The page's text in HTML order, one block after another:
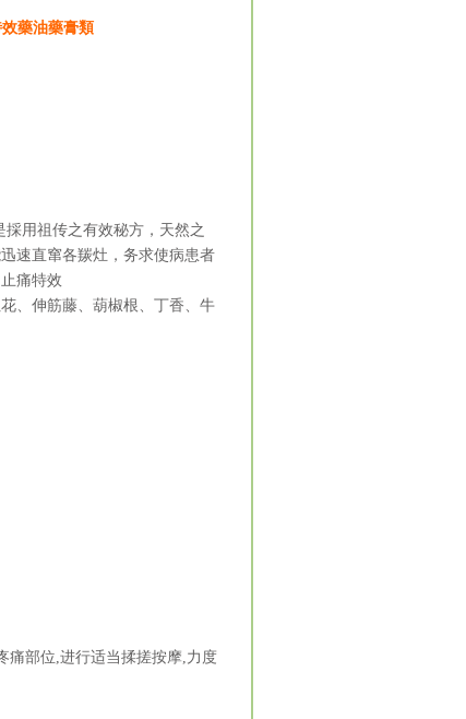
藥油藥膏類
用祖传之有效秘方，天然之
速直窜各羰灶，务求使病患者
痛特效
、伸筋藤、葫椒根、丁香、牛
痛部位,进行适当揉搓按摩,力度